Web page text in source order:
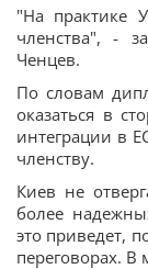
"На практике
членства", -
Ченцев.
По словам
оказаться в
интеграции в
членству.
Киев не
более
это приведет,
переговорах. В